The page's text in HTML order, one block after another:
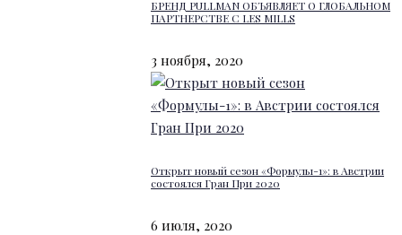
БРЕНД PULLMAN ОБЪЯВЛЯЕТ О ГЛОБАЛЬНОМ
ПАРТНЕРСТВЕ С LES MILLS
3 ноября, 2020
Открыт новый сезон «Формулы-1»: в Австрии
состоялся Гран При 2020
6 июля, 2020